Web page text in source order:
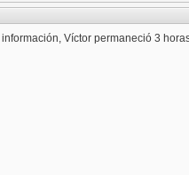
Víctor permaneció 3